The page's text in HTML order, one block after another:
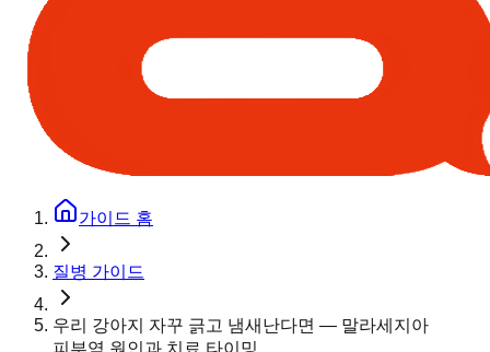
가이드 홈
질병 가이드
우리 강아지 자꾸 긁고 냄새난다면 — 말라세지아
피부염 원인과 치료 타이밍